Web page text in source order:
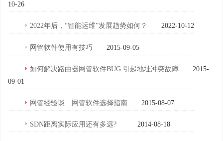
10-26
2022年后，“智能运维”发展趋势如何？ 2022-10-12
网管软件使用有技巧 2015-09-05
如何解决路由器网管软件BUG 引起地址冲突故障
2015-
09-01
网管经验谈 网管软件选择指南 2015-08-07
SDN距离实际应用还有多远? 2014-08-18